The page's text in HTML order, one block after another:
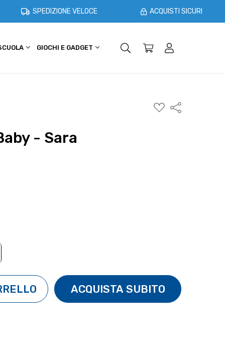
SPEDIZIONE VELOCE ACQUISTI SICURI
GIOCHI E GADGET SHOPPER E CASA
AGGIUNGI
ALLA
Condividi
- Sara
QUANTITÀ: